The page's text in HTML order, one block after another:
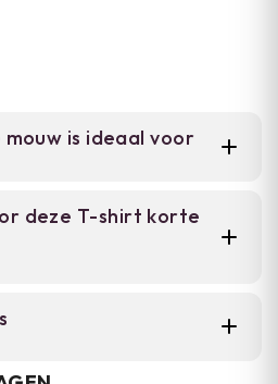
is ideaal voor
t-shirt past bij werk,
casual kleding, met
deze T-shirt korte
matte structuur en
S tot XXXL voor
op het lichaam